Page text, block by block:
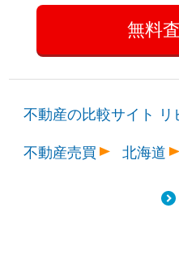
不動産の比較サイト リ
不動産売買
北海道